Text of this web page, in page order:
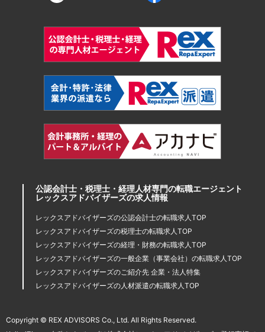
公認会計士・税理士・経理人材専門の転職エージェント
レックスアドバイザーズの求人情報
レックスアドバイザーズの公認会計士の転職求人TOP
レックスアドバイザーズの税理士の転職求人TOP
レックスアドバイザーズの経理・財務の転職求人TOP
レックスアドバイザーズの一般企業（事業会社）の転職求人TOP
レックスアドバイザーズのご紹介先 企業・法人特集
レックスアドバイザーズの人材派遣の転職求人TOP
Copyright © REX ADVISORS Co., Ltd. All Rights Reserved.